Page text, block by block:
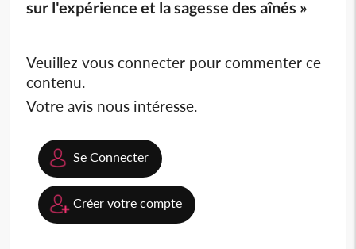
sur l'expérience et la sagesse des aînés »
Veuillez vous connecter pour commenter ce
contenu.
Votre avis nous intéresse.
Se Connecter
Créer votre compte